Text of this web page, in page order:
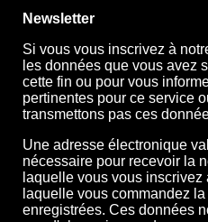
Newsletter
Si vous vous inscrivez à
les données que vous avez
cette fin ou pour vous
pertinentes pour ce service
transmettons pas ces
Une adresse électronique
nécessaire pour recevoir la
laquelle vous vous
laquelle vous commandez
enregistrées. Ces données